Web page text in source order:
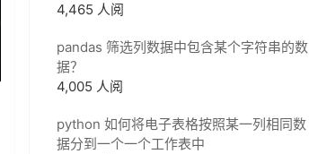
4,465 人阅
pandas 筛选列数据中包含某个字符串的数
据？
4,005 人阅
python 如何将电子表格按照某一列相同数
据分到一个一个工作表中